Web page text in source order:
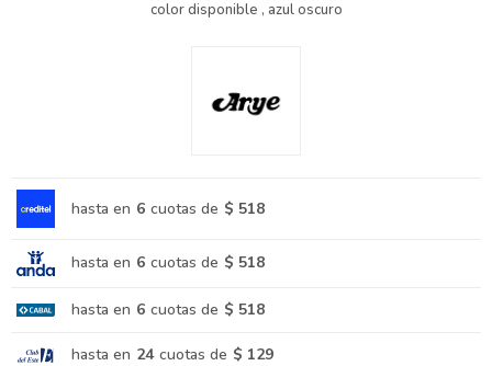
color disponible , azul oscuro
hasta en 6 cuotas de $ 518
hasta en 6 cuotas de $ 518
hasta en 6 cuotas de $ 518
hasta en 24 cuotas de $ 129